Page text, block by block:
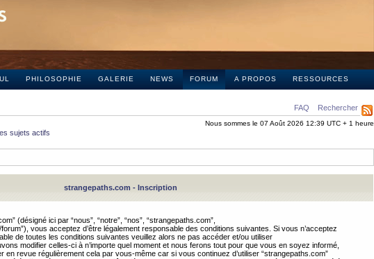
PHILOSOPHIE GALERIE NEWS FORUM A PROPOS RESSOURCES
FAQ Rechercher
Nous sommes le 07 Août 2026 12:39 UTC + 1 heure
sujets actifs
strangepaths.com - Inscription
(désigné ici par “nous”, “notre”, “nos”, “strangepaths.com”,
vous acceptez d’être légalement responsable des conditions suivantes. Si vous n’acceptez
de toutes les conditions suivantes veuillez alors ne pas accéder et/ou utiliser
modifier celles-ci à n’importe quel moment et nous ferons tout pour que vous en soyez informé,
en revue régulièrement cela par vous-même car si vous continuez d’utiliser “strangepaths.com”